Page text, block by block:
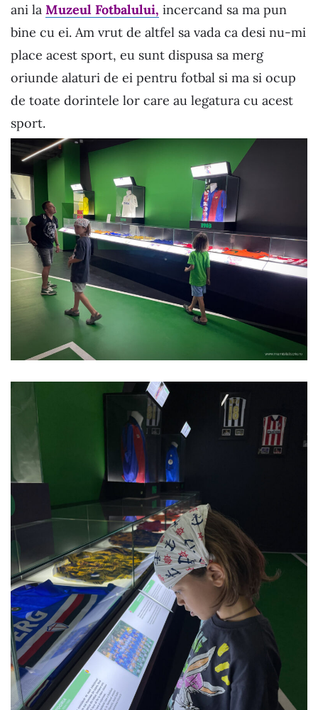
ani la Muzeul Fotbalului, incercand sa ma pun
bine cu ei. Am vrut de altfel sa vada ca desi nu-mi
place acest sport, eu sunt dispusa sa merg
oriunde alaturi de ei pentru fotbal si ma si ocup
de toate dorintele lor care au legatura cu acest
sport.